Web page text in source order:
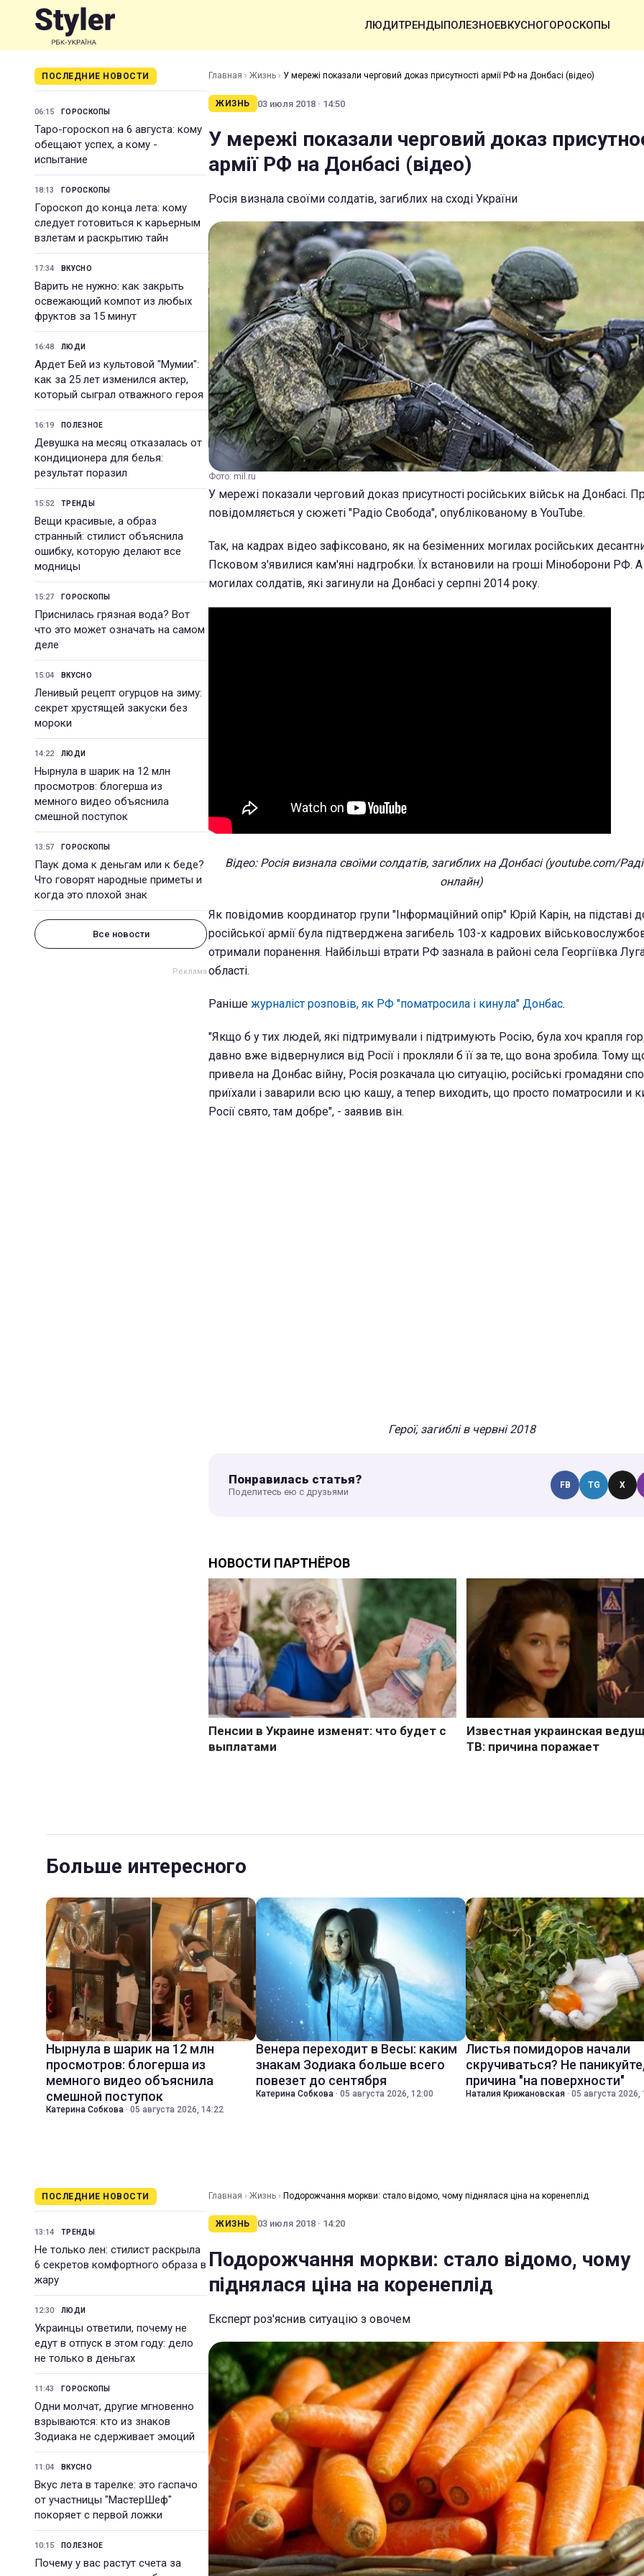
ЛЮДИТРЕНДЫПОЛЕЗНОЕВКУСНОГОРОСКОПЫ
ПОСЛЕДНИЕ НОВОСТИ
06:15 ГОРОСКОПЫ
Таро-гороскоп на 6 августа: кому
обещают успех, а кому -
испытание
18:13 ГОРОСКОПЫ
Гороскоп до конца лета: кому
следует готовиться к карьерным
взлетам и раскрытию тайн
17:34 ВКУСНО
Варить не нужно: как закрыть
освежающий компот из любых
фруктов за 15 минут
16:48 ЛЮДИ
Ардет Бей из культовой "Мумии":
как за 25 лет изменился актер,
который сыграл отважного героя
16:19 ПОЛЕЗНОЕ
Девушка на месяц отказалась от
кондиционера для белья:
результат поразил
15:52 ТРЕНДЫ
Вещи красивые, а образ
странный: стилист объяснила
ошибку, которую делают все
модницы
15:27 ГОРОСКОПЫ
Приснилась грязная вода? Вот
что это может означать на самом
деле
15:04 ВКУСНО
Ленивый рецепт огурцов на зиму:
секрет хрустящей закуски без
мороки
14:22 ЛЮДИ
Нырнула в шарик на 12 млн
просмотров: блогерша из
мемного видео объяснила
смешной поступок
13:57 ГОРОСКОПЫ
Паук дома к деньгам или к беде?
Что говорят народные приметы и
когда это плохой знак
Все новости
Главная › Жизнь › У мережі показали черговий доказ присутності армії РФ на Донбасі (відео)
ЖИЗНЬ 03 июля 2018 · 14:50
У мережі показали черговий доказ
армії РФ на Донбасі (відео)
Росія визнала своїми солдатів, загиблих на сході України
Фото: mil.ru
У мережі показали черговий доказ присутності російських військ на Донбасі.
повідомляється у сюжеті "Радіо Свобода", опублікованому в YouTube.
Так, на кадрах відео зафіксовано, як на безіменних могилах російських
Псковом з'явилися кам'яні надгробки. Їх встановили на гроші Міноборони РФ. А
могилах солдатів, які загинули на Донбасі у серпні 2014 року.
Відео: Росія визнала своїми солдатів, загиблих на Донбасі (youtube.com/
онлайн)
Як повідомив координатор групи "Інформаційний опір" Юрій Карін, на підставі
російської армії була підтверджена загибель 103-х кадрових
отримали поранення. Найбільші втрати РФ зазнала в районі села Георгіївка
області.
Раніше журналіст розповів, як РФ "поматросила і кинула" Донбас.
"Якщо б у тих людей, які підтримували і підтримують Росію, була хоч крапля
давно вже відвернулися від Росії і прокляли б її за те, що вона зробила. Тому
привела на Донбас війну, Росія розкачала цю ситуацію, російські громадяни
приїхали і заварили всю цю кашу, а тепер виходить, що просто поматросили и
Росії свято, там добре", - заявив він.
Герої, загиблі в червні 2018
Понравилась статья?
Поделитесь ею с друзьями
FB TG X
Больше интересного
Нырнула в шарик на 12 млн
просмотров: блогерша из
мемного видео объяснила
смешной поступок
Катерина Собкова · 05 августа 2026, 14:22
Венера переходит в Весы: каким
знакам Зодиака больше всего
повезет до сентября
Катерина Собкова · 05 августа 2026, 12:00
Листья помидоров начали
скручиваться? Не
причина "на поверхности"
Наталия Крижановская · 05 августа 2026,
ПОСЛЕДНИЕ НОВОСТИ
13:14 ТРЕНДЫ
Не только лен: стилист раскрыла
6 секретов комфортного образа в
жару
12:30 ЛЮДИ
Украинцы ответили, почему не
едут в отпуск в этом году: дело
не только в деньгах
11:43 ГОРОСКОПЫ
Одни молчат, другие мгновенно
взрываются: кто из знаков
Зодиака не сдерживает эмоций
11:04 ВКУСНО
Вкус лета в тарелке: это гаспачо
от участницы "МастерШеф"
покоряет с первой ложки
10:15 ПОЛЕЗНОЕ
Почему у вас растут счета за
Главная › Жизнь › Подорожчання моркви: стало відомо, чому піднялася ціна на коренеплід
ЖИЗНЬ 03 июля 2018 · 14:20
Подорожчання моркви: стало відомо, чому
піднялася ціна на коренеплід
Експерт роз'яснив ситуацію з овочем